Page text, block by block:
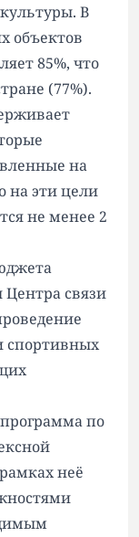
В
объектов
85%, что
(77%).
на
на эти цели
не менее 2
Центра связи
спортивных
программа по
неё